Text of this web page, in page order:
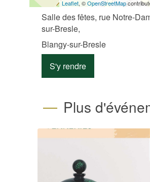
Leaflet, ©OpenStreetMap
Salle des fêtes, rue Notre-
sur-Bresle,
Blangy-sur-Bresle
S'y rendre
Plus